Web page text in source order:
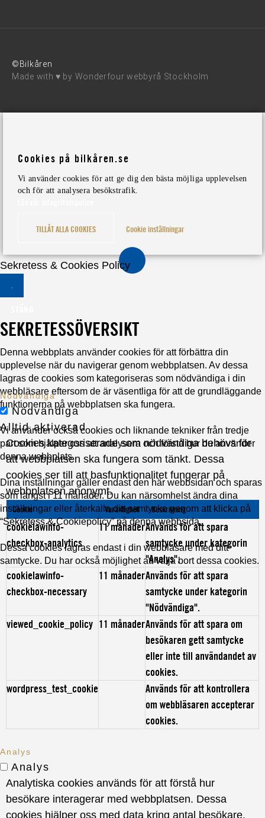
©Bilkåren
Made with ♥ by Wonderfour webbyrå Stockholm
Cookies på bilkåren.se
Vi använder cookies för att ge dig den bästa möjliga upplevelsen
och för att analysera besökstrafik.
TILLÅT ALLA COOKIES Cookie inställningar
Sekretess & Cookies Policy
SEKRETESSÖVERSIKT
Denna webbplats använder cookies för att förbättra din
upplevelse när du navigerar genom webbplatsen. Av dessa
lagras de cookies som kategoriseras som nödvändiga i din
webbläsare eftersom de är väsentliga för att de grundläggande
funktionerna på webbplatsen ska fungera.
Vi använder också cookies och liknande tekniker från tredje
part som hjälper oss att analysera och förstå hur du använder
denna webbplats.
Dina inställningar gäller endast den här webbsidan och sparas
som längst i 11 månader. Du kan närsomhelst ändra dina
inställningar eller återkalla ditt samtycke genom att klicka på
“Sekretess & Cookiepolicy” på denna webbsida.
Dessa cookies lagras endast i din webbläsare med ditt
samtycke. Du har också möjlighet att välja bort dessa cookies.
Nödvändiga
Nödvändiga
Alltid aktiverad
Cookies kategoriserade som nödvändiga behövs för
att webbplatsen ska fungera som tänkt. Dessa
cookies ser till att basfunktionalitet fungerar på
webbplatsen anonymt.
Cookie Varaktighet Beskrivning
cookielawinfo-
checkbox-analytics
11 månaderAnvänds för att spara
samtycke under kategorin
"Analys".
cookielawinfo-
checkbox-necessary
11 månaderAnvänds för att spara
samtycke under kategorin
"Nödvändiga".
viewed_cookie_policy 11 månaderAnvänds för att spara om
besökaren gett samtycke
eller inte till användandet av
cookies.
wordpress_test_cookie
Används för att kontrollera
om webbläsaren accepterar
cookies.
Analys
Analys
Analytiska cookies används för att förstå hur
besökare interagerar med webbplatsen. Dessa
cookies hjälper oss med data kring antal besökare,